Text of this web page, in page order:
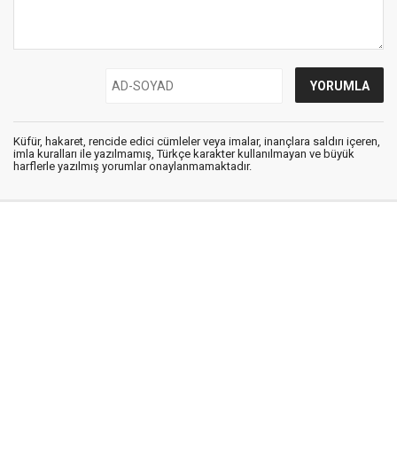
Küfür, hakaret, rencide edici cümleler veya imalar, inançlara saldırı içeren,
imla kuralları ile yazılmamış, Türkçe karakter kullanılmayan ve büyük
harflerle yazılmış yorumlar onaylanmamaktadır.